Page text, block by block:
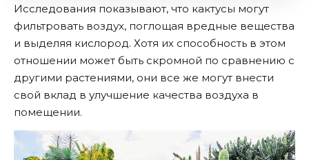
Исследования показывают, что кактусы могут
фильтровать воздух, поглощая вредные вещества
и выделяя кислород. Хотя их способность в этом
отношении может быть скромной по сравнению с
другими растениями, они все же могут внести
свой вклад в улучшение качества воздуха в
помещении.